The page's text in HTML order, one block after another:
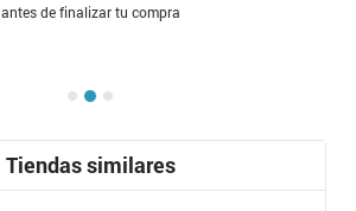
antes de finalizar tu compra
Tiendas similares